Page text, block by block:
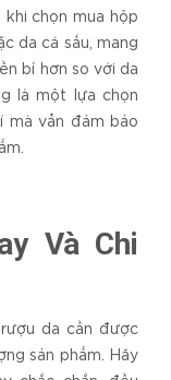
chọn mua hộp
da cá sấu, mang
bỉ hơn so với da
là một lựa chọn
mà vẫn đảm bảo
Và Chi
da cần được
sản phẩm. Hãy